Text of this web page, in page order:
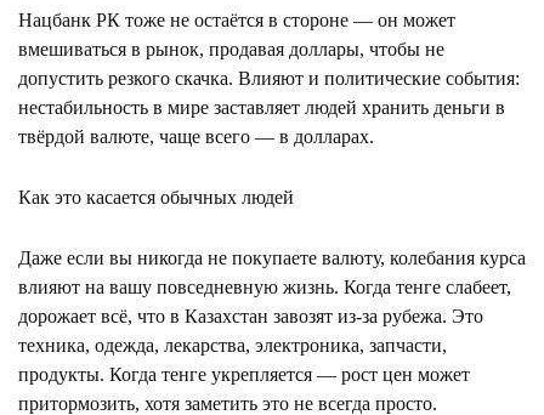
Нацбанк РК тоже не остаётся в стороне — он может
вмешиваться в рынок, продавая доллары, чтобы не
допустить резкого скачка. Влияют и политические события:
нестабильность в мире заставляет людей хранить деньги в
твёрдой валюте, чаще всего — в долларах.
Как это касается обычных людей
Даже если вы никогда не покупаете валюту, колебания курса
влияют на вашу повседневную жизнь. Когда тенге слабеет,
дорожает всё, что в Казахстан завозят из-за рубежа. Это
техника, одежда, лекарства, электроника, запчасти,
продукты. Когда тенге укрепляется — рост цен может
притормозить, хотя заметить это не всегда просто.